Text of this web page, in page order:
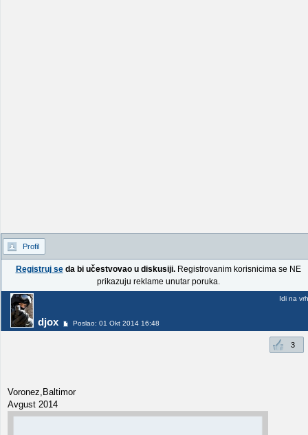
Profil
Registruj seda bi učestvovao u diskusiji.Registrovanim korisnicima se NE
prikazuju reklame unutar poruka.
djox Poslao: 01 Okt 2014 16:48
Idi na vrh
3
Voronez,Baltimor
Avgust 2014